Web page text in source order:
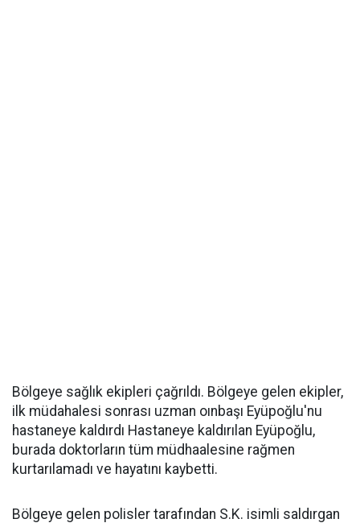
Bölgeye sağlık ekipleri çağrıldı. Bölgeye gelen ekipler,
ilk müdahalesi sonrası uzman oınbaşı Eyüpoğlu'nu
hastaneye kaldırdı Hastaneye kaldırılan Eyüpoğlu,
burada doktorların tüm müdhaalesine rağmen
kurtarılamadı ve hayatını kaybetti.
Bölgeye gelen polisler tarafından S.K. isimli saldırgan